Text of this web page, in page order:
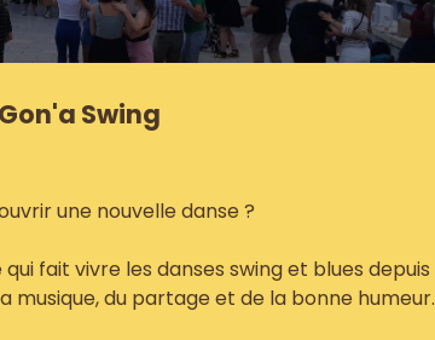
Swing
une nouvelle danse ?
fait vivre les danses swing et blues depuis
musique, du partage et de la bonne humeur.